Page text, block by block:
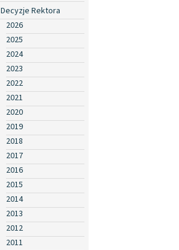
Decyzje Rektora
2026
2025
2024
2023
2022
2021
2020
2019
2018
2017
2016
2015
2014
2013
2012
2011